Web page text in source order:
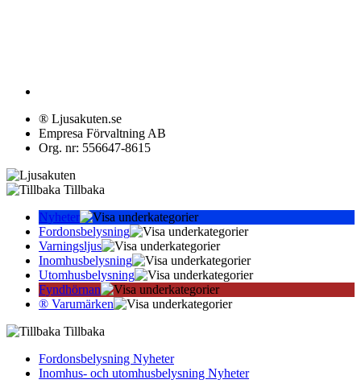
® Ljusakuten.se
Empresa Förvaltning AB
Org. nr: 556647-8615
Tillbaka
Nyheter
Fordonsbelysning
Varningsljus
Inomhusbelysning
Utomhusbelysning
Fyndhörnan
® Varumärken
Tillbaka
Fordonsbelysning Nyheter
Inomhus- och utomhusbelysning Nyheter